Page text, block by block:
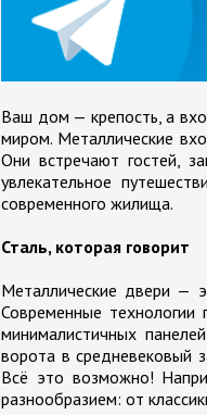
Ваш дом — крепость, а
миром. Металлические
Они встречают гостей,
увлекательное
современного жилища.
Сталь, которая говорит
Металлические двери —
Современные технологии
минималистичных
ворота в средневековый
Всё это возможно!
разнообразием: от